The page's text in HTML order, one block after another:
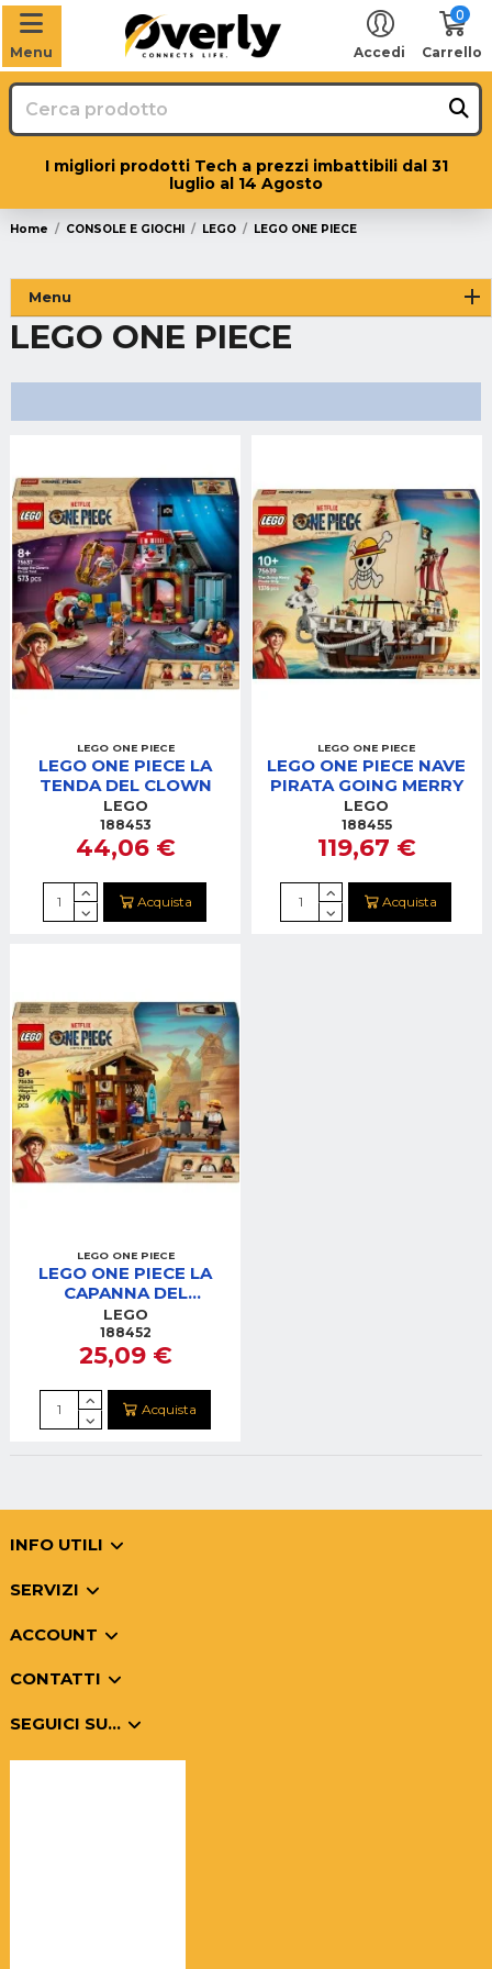
Menu Accedi
0
Carrello
I migliori prodotti Tech a prezzi imbattibili dal 31
luglio al 14 Agosto
Home CONSOLE E GIOCHI LEGO LEGO ONE PIECE
LEGO ONE PIECE
LEGO ONE PIECE
LEGO ONE PIECE LA
TENDA DEL CLOWN
LEGO
188453
44,06 €
Acquista
LEGO ONE PIECE
LEGO ONE PIECE NAVE
PIRATA GOING MERRY
LEGO
188455
119,67 €
Acquista
LEGO ONE PIECE
LEGO ONE PIECE LA
CAPANNA DEL
VILLAGGIO FOOSHA
LEGO
188452
25,09 €
Acquista
Menu
INFO UTILI
SERVIZI
ACCOUNT
CONTATTI
SEGUICI SU...